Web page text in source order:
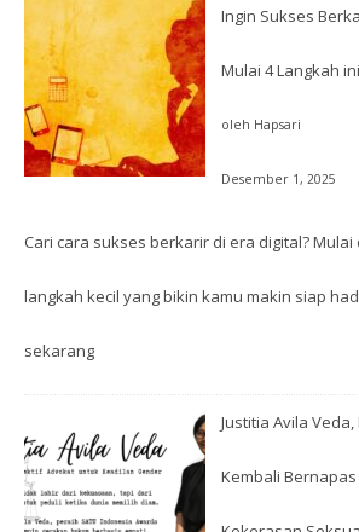
Ingin Sukses
Mulai 4 Langkah
oleh Hapsari
Desember 1, 2025
Cari cara sukses berkarir di era digital?
langkah kecil yang bikin kamu makin siap
sekarang
Justitia Avila
Kembali